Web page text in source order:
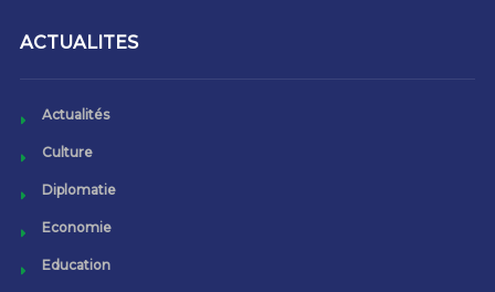
ACTUALITES
Actualités
Culture
Diplomatie
Economie
Education